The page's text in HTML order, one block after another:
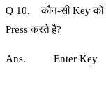
Q 10. कौन-सी Key को
Press करते है?
Ans. Enter Key